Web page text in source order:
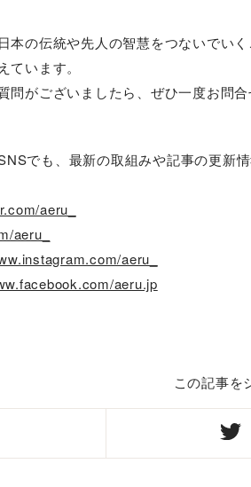
本の伝統や先人の智慧をつないでい
ています。
問がございましたら、ぜひ一度お問合
でも、最新の取組みや記事の更新
aeru_
aeru_
aeru_
aeru.jp
この記事を